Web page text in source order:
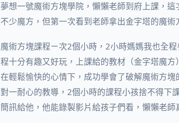
夢想一號魔術方塊學院，懶懶老師到府上課，
不少魔方，但第一次看到老師拿出金字塔的魔術
魔術方塊課程ㄧ次2個小時，2小時媽媽我也全
程十分有趣又好玩，上課給的教材（金字塔魔
在輕鬆愉快的心情下，成功學會了破解魔術方
對一耐心的教導，2個小時的課程小孩捨不得下
簡訊給他，他能錄製影片給孩子們看，懶懶老師